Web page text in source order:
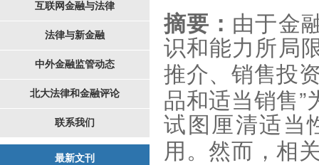
互联网金融与法律
法律与新金融
中外金融监管动态
北大法律和金融评论
联系我们
最新文刊
摘要： 由于金
识和能力所局
推介、销售投
品和适当销售”
试图厘清适当
用。然而，相